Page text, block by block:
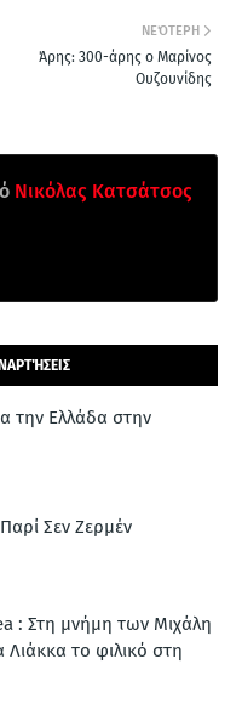
ΝΕΌΤΕΡΗ
Άρης: 300-άρης ο Μαρίνος
Ουζουνίδης
Νικόλας Κατσάτσος
την Ελλάδα στην
Σεν Ζερμέν
: Στη μνήμη των Μιχάλη
το φιλικό στη